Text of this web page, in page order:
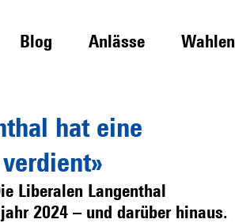
Blog Anlässe Wahlen
hat eine
Liberalen Langenthal
2024 – und darüber hinaus.